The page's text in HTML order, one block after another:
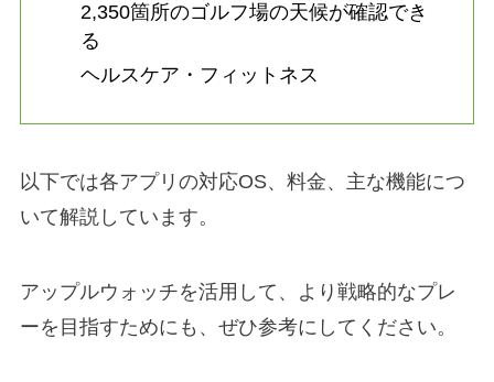
2,350箇所のゴルフ場の天候が確認でき
る
ヘルスケア・フィットネス
以下では各アプリの対応OS、料金、主な機能につ
いて解説しています。
アップルウォッチを活用して、より戦略的なプレ
ーを目指すためにも、ぜひ参考にしてください。